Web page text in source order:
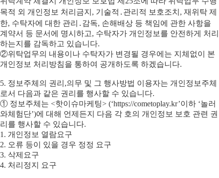
목적 외 개인정보 처리금지, 기술적․관리적 보호조치, 재위탁 제
한, 수탁자에 대한 관리․감독, 손해배상 등 책임에 관한 사항을
계약서 등 문서에 명시하고, 수탁자가 개인정보를 안전하게 처리
하는지를 감독하고 있습니다.
②위탁업무의 내용이나 수탁자가 변경될 경우에는 지체없이 본
개인정보 처리방침을 통하여 공개하도록 하겠습니다.
5. 정보주체의 권리,의무 및 그 행사방법 이용자는 개인정보주체
로서 다음과 같은 권리를 행사할 수 있습니다.
① 정보주체는 <핫이슈마케팅> (‘https://cometoplay.kr’이하 ‘놀러
와체험단’)에 대해 언제든지 다음 각 호의 개인정보 보호 관련 권
리를 행사할 수 있습니다.
1. 개인정보 열람요구
2. 오류 등이 있을 경우 정정 요구
3. 삭제요구
4. 처리정지 요구